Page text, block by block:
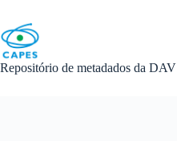
content
Repositório de metadados da DAV